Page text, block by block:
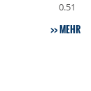
0.51
MEHR